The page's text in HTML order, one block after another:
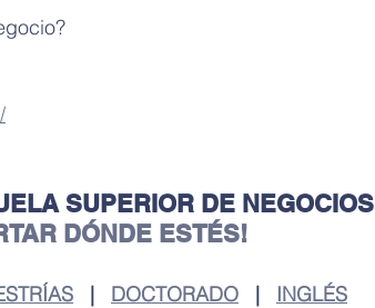
SUPERIOR DE NEGOCIOS
DÓNDE ESTÉS!
   |
DOCTORADO
   |
INGLÉS